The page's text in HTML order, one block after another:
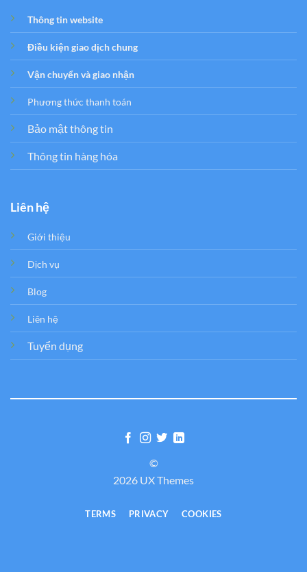
Thông tin website
Điều kiện giao dịch chung
Vận chuyển và giao nhận
Phương thức thanh toán
Bảo mật thông tin
Thông tin hàng hóa
Liên hệ
Giới thiệu
Dịch vụ
Blog
Liên hệ
Tuyển dụng
©
2026 UX Themes
TERMS PRIVACY COOKIES